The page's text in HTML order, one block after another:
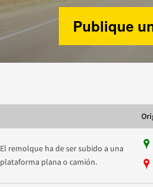
Publique
El remolque ha de ser subido a una
plataforma plana o camión.